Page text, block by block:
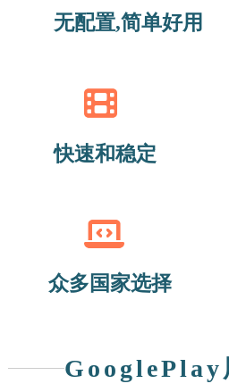
无配置,简单好用
快速和稳定
众多国家选择
GooglePlay